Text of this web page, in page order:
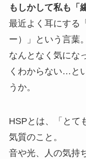
もしかして私も「
最近よく耳にする
ー）」という言葉。
なんとなく気にな
くわからない…と
うか。
HSPとは、「とて
気質のこと。
音や光、人の気持